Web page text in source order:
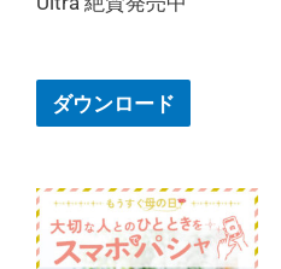
ダウンロード